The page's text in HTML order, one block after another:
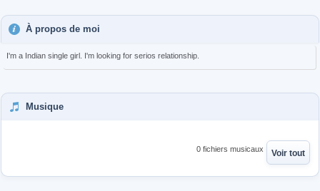
À propos de moi
I'm a Indian single girl. I'm looking for serios relationship.
Musique
0 fichiers musicaux Voir tout